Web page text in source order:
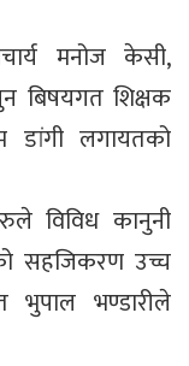
मनोज केसी,
बिषयगत शिक्षक
डांगी लगायतको
विविध कानुनी
सहजिकरण उच्च
भण्डारीले